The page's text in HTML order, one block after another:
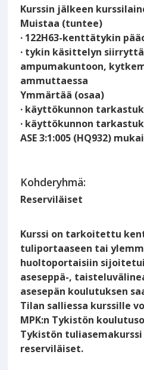
Kurssin jälkeen
Muistaa (tuntee)
· 122H63-kenttätykin
· tykin käsittelyn
ampumakuntoon,
ammuttaessa
Ymmärtää (osaa)
· käyttökunnon
· käyttökunnon
ASE 3:1:005 (HQ932)
Kohderyhmä:
Reserviläiset
Kurssi on tarkoitettu
tuliportaaseen tai
huoltoportaisiin
aseseppä-,
asesepän koulutuksen
Tilan salliessa kurssille
MPK:n Tykistön
Tykistön
reserviläiset.